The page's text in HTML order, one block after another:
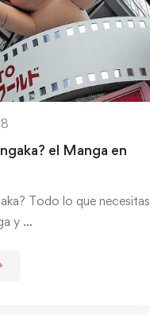
el Manga en
Todo lo que necesitas
y …